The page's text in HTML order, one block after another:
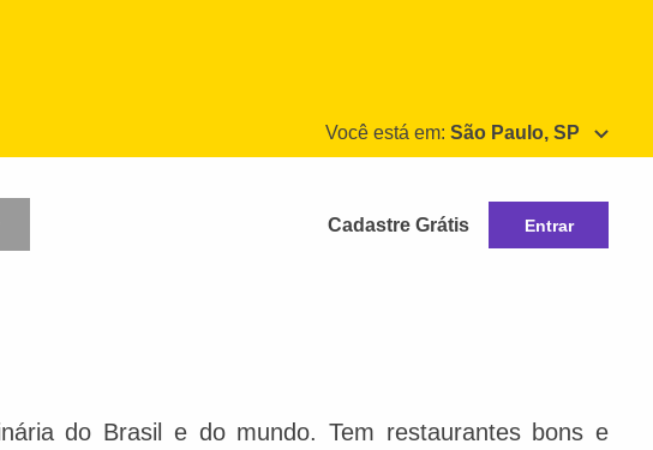
Você está em: São Paulo, SP
Cadastre Grátis Entrar
do Brasil e do mundo. Tem restaurantes bons e